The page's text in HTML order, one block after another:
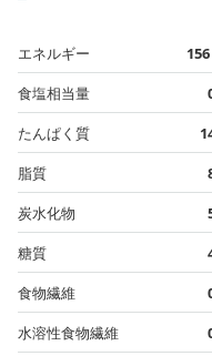
エネルギー 156
食塩相当量
たんぱく質
脂質
炭水化物
糖質
食物繊維
水溶性食物繊維